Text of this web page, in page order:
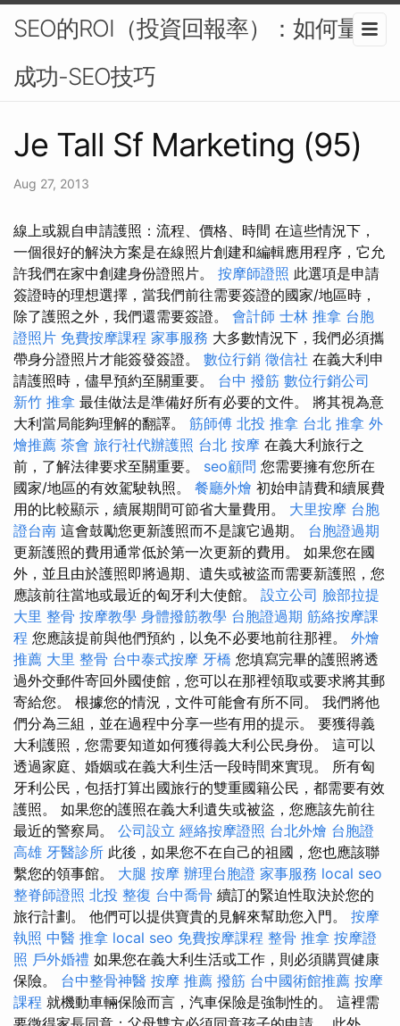
SEO的ROI（投資回報率）：如何量化
成功-SEO技巧
Je Tall Sf Marketing (95)
Aug 27, 2013
線上或親自申請護照：流程、價格、時間 在這些情況下，
一個很好的解決方案是在線照片創建和編輯應用程序，它允
許我們在家中創建身份證照片。 按摩師證照 此選項是申請
簽證時的理想選擇，當我們前往需要簽證的國家/地區時，
除了護照之外，我們還需要簽證。 會計師 士林 推拿 台胞
證照片 免費按摩課程 家事服務 大多數情況下，我們必須攜
帶身分證照片才能簽發簽證。 數位行銷 徵信社 在義大利申
請護照時，儘早預約至關重要。 台中 撥筋 數位行銷公司
新竹 推拿 最佳做法是準備好所有必要的文件。 將其視為意
大利當局能夠理解的翻譯。 筋師傅 北投 推拿 台北 推拿 外
燴推薦 茶會 旅行社代辦護照 台北 按摩 在義大利旅行之
前，了解法律要求至關重要。 seo顧問 您需要擁有您所在
國家/地區的有效駕駛執照。 餐廳外燴 初始申請費和續展費
用的比較顯示，續展期間可節省大量費用。 大里按摩 台胞
證台南 這會鼓勵您更新護照而不是讓它過期。 台胞證過期
更新護照的費用通常低於第一次更新的費用。 如果您在國
外，並且由於護照即將過期、遺失或被盜而需要新護照，您
應該前往當地或最近的匈牙利大使館。 設立公司 臉部拉提
大里 整骨 按摩教學 身體撥筋教學 台胞證過期 筋絡按摩課
程 您應該提前與他們預約，以免不必要地前往那裡。 外燴
推薦 大里 整骨 台中泰式按摩 牙橋 您填寫完畢的護照將透
過外交郵件寄回外國使館，您可以在那裡領取或要求將其郵
寄給您。 根據您的情況，文件可能會有所不同。 我們將他
們分為三組，並在過程中分享一些有用的提示。 要獲得義
大利護照，您需要知道如何獲得義大利公民身份。 這可以
透過家庭、婚姻或在義大利生活一段時間來實現。 所有匈
牙利公民，包括打算出國旅行的雙重國籍公民，都需要有效
護照。 如果您的護照在義大利遺失或被盜，您應該先前往
最近的警察局。 公司設立 經絡按摩證照 台北外燴 台胞證
高雄 牙醫診所 此後，如果您不在自己的祖國，您也應該聯
繫您的領事館。 大腿 按摩 辦理台胞證 家事服務 local seo
整脊師證照 北投 整復 台中喬骨 續訂的緊迫性取決於您的
旅行計劃。 他們可以提供寶貴的見解來幫助您入門。 按摩
執照 中醫 推拿 local seo 免費按摩課程 整骨 推拿 按摩證
照 戶外婚禮 如果您在義大利生活或工作，則必須購買健康
保險。 台中整骨神醫 按摩 推薦 撥筋 台中國術館推薦 按摩
課程 就機動車輛保險而言，汽車保險是強制性的。 這裡需